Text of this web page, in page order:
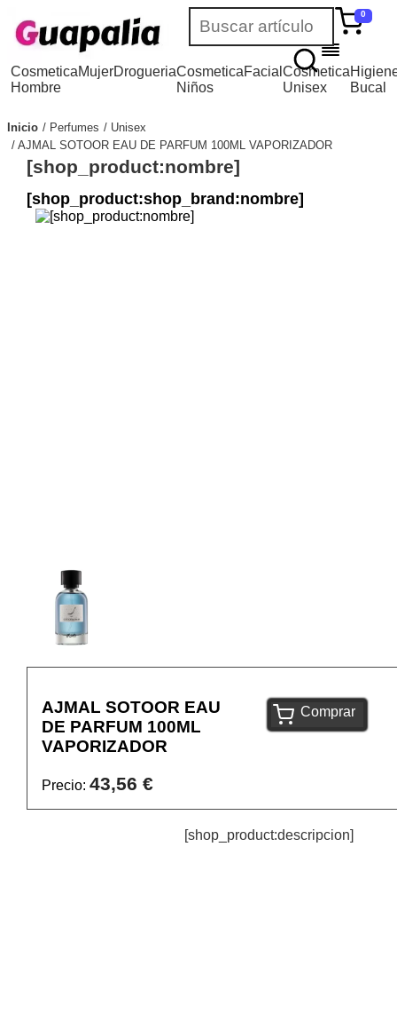
0
Cosmetica
Hombre
MujerDrogueriaCosmetica
Niños
FacialCosmetica
Unisex
Bucal
Inicio Perfumes
Unisex
AJMAL SOTOOR EAU DE PARFUM 100ML VAPORIZADOR
[shop_product:nombre]
[shop_product:shop_brand:nombre]
AJMAL SOTOOR EAU
DE PARFUM 100ML
VAPORIZADOR
Precio: 43,56 €
Comprar
[shop_product:descripcion]